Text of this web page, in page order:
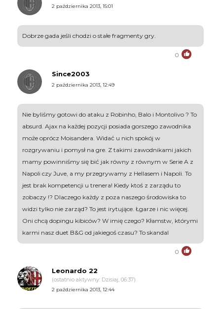
2 października 2013, 15:01
Dobrze gada jeśli chodzi o stałe fragmenty gry.
0
Since2003
2 października 2013, 12:49
Nie byliśmy gotowi do ataku z Robinho, Balo i Montolivo ? To
absurd. Ajax na każdej pozycji posiada gorszego zawodnika
może oprócz Moisandera. Widać u nich spokój w
rozgrywaniu i pomysł na gre. Z takimi zawodnikami jakich
mamy powinniśmy się bić jak równy z równym w Serie A z
Napoli czy Juve, a my przegrywamy z Hellasem i Napoli. To
jest brak kompetencji u trenera! Kiedy ktoś z zarządu to
zobaczy !? Dlaczego każdy z poza naszego środowiska to
widzi tylko nie zarząd? To jest irytujące. Łgarze i nic więcej.
Oni chcą dopingu kibiców? W imię czego? Kłamstw, którymi
karmi nasz duet B&G od jakiegoś czasu? To skandal
0
Leonardo 22
(ostatnio aktywny: Dzisiaj, 06:37)
2 października 2013, 12:44